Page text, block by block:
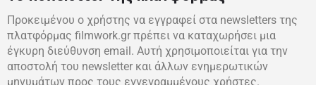
Προκειμένου ο χρήστης να εγγραφεί στα newsletters της
πλατφόρμας filmwork.gr πρέπει να καταχωρήσει μια
έγκυρη διεύθυνση email. Αυτή χρησιμοποιείται για την
αποστολή του newsletter και άλλων ενημερωτικών
μηνυμάτων προς τους εγγεγραμμένους χρήστες.